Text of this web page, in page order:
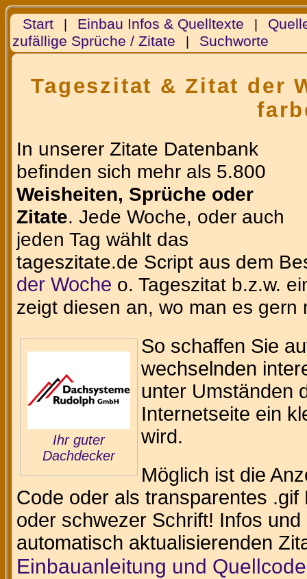
Start| Einbau Infos & Quelltexte |
zufällige Sprüche / Zitate | Suchworte
Tageszitat & Zitat der
In unserer Zitate Datenbank
befinden sich mehr als 5.800
Weisheiten, Sprüche oder
Zitate. Jede Woche, oder auch
jeden Tag wählt das
tageszitate.de Script aus dem
der Woche o. Tageszitat b.z.w.
zeigt diesen an, wo man es gern
Ihr guter
Dachdecker
So schaffen Sie
wechselnden
unter Umständen
Internetseite ein
wird.
Möglich ist die
Code oder als transparentes
oder schwezer Schrift! Infos
automatisch aktualisierenden
Einbauanleitung und Quellcode